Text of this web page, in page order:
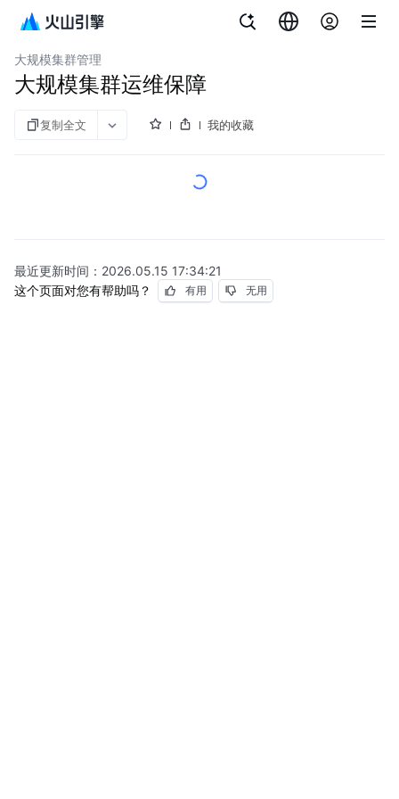
容器服务
大规模集群管理
大规模集群运维保障
复制全文 我的收藏
最近更新时间： 2026.05.15 17:34:21
这个页面对您有帮助吗？
有用 无用